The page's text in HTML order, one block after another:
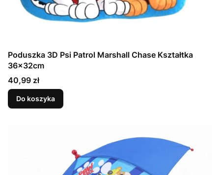
Poduszka 3D Psi Patrol Marshall Chase Kształtka
36x32cm
Cena
40,99 zł
Do koszyka